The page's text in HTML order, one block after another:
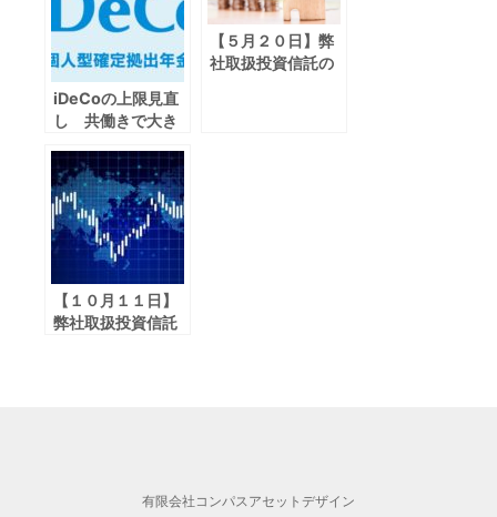
iDeCoの上限見直
し 共働きで大き
【５月２０日】弊
社取扱投資信託の
【１０月１１日】
弊社取扱投資信託
有限会社コンパスアセットデザイン